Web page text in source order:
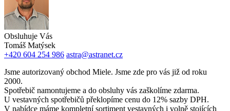
Obsluhuje Vás
Tomáš Matýsek
+420 604 254 986 astra@astranet.cz
Jsme autorizovaný obchod Miele. Jsme zde pro vás již od roku
2000.
Spotřebič namontujeme a do obsluhy vás zaškolíme zdarma.
U vestavných spotřebičů překlopíme cenu do 12% sazby DPH.
V nabídce máme kompletní sortiment vestavných i volně stojících